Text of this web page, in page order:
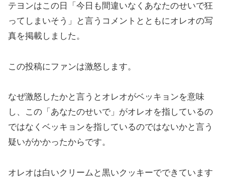
テヨンはこの日「今日も間違いなくあなたのせいで狂
ってしまいそう」と言うコメントとともにオレオの写
真を掲載しました。
この投稿にファンは激怒します。
なぜ激怒したかと言うとオレオがベッキョンを意味
し、この「あなたのせいで」がオレオを指しているの
ではなくベッキョンを指しているのではないかと言う
疑いがかかったからです。
オレオは白いクリームと黒いクッキーでできています